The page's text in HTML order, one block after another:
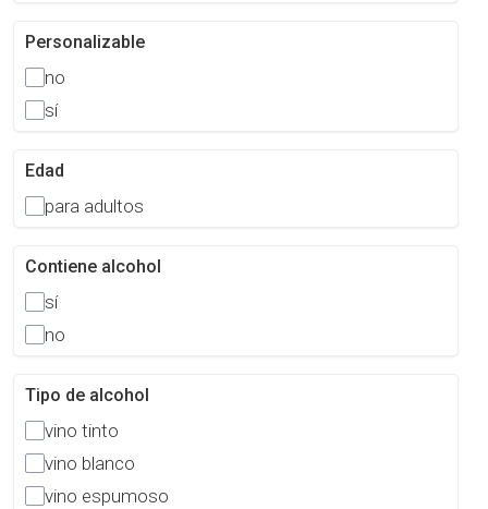
Personalizable
no
sí
Edad
para adultos
Contiene alcohol
sí
no
Tipo de alcohol
vino tinto
vino blanco
vino espumoso